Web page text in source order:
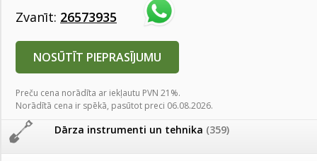
Dārza instrumenti un tehnika (359)
Pievienojies braucienam uz
Turkmenistānu!
Tomātu sēklu katalogs
Tomātu diena
Tagad Vitrol GB arī 20kg
iepakojumā!
Zvanīt: 26573935
NOSŪTĪT PIEPRASĪJUMU
Preču cena norādīta ar iekļautu PVN 21%.
Norādītā cena ir spēkā, pasūtot preci 06.08.2026.
Līzinga kalkulators